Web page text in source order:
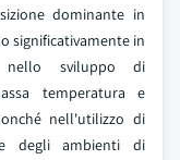
dominante in
significativamente in
nello sviluppo di
temperatura e
nell'utilizzo di
degli ambienti di